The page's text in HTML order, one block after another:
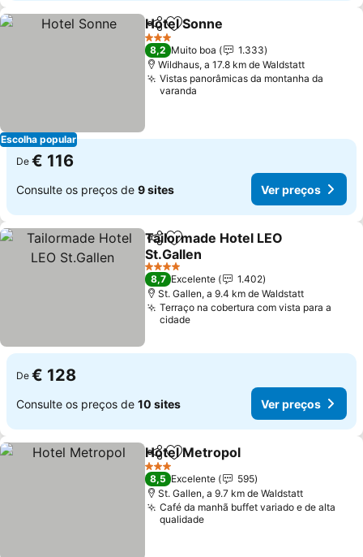
Escolha popular
PartilharAdicionar aos favoritos
Hotel Sonne
3 Estrelas
8,2 Muito boa
1.333
Wildhaus, a 17.8 km de Waldstatt
Vistas panorâmicas da montanha da
varanda
De € 116
Consulte os preços de 9 sites Ver preços
PartilharAdicionar aos favoritos
Tailormade Hotel LEO
St.Gallen
Ver preços
4 Estrelas
8,7 Excelente
1.402
St. Gallen, a 9.4 km de Waldstatt
Terraço na cobertura com vista para a
cidade
De € 128
Consulte os preços de 10 sites Ver preços
PartilharAdicionar aos favoritos
Hotel Metropol
3 Estrelas
8,5 Excelente
595
St. Gallen, a 9.7 km de Waldstatt
Café da manhã buffet variado e de alta
qualidade